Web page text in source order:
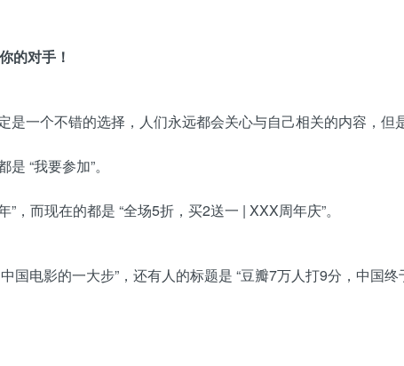
的对手！
是一个不错的选择，人们永远都会关心与自己相关的内容，
“我要参加”。
而现在的都是 “全场5折，买2送一 | XXX周年庆”。
国电影的一大步”，还有人的标题是 “豆瓣7万人打9分，中国